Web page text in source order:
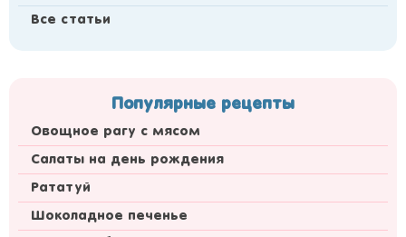
Все статьи
Популярные рецепты
Овощное рагу с мясом
Салаты на день рождения
Рататуй
Шоколадное печенье